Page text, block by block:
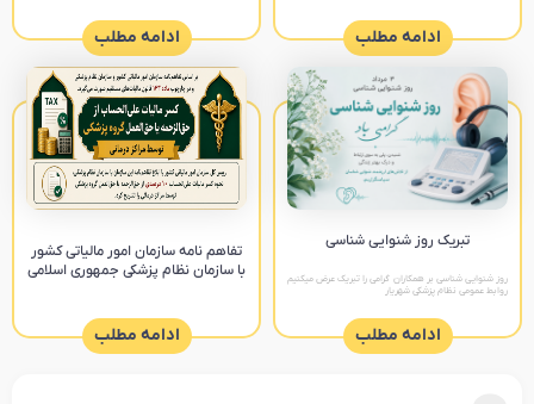
ادامه مطلب ادامه مطلب
تبریک روز شنوایی شناسی
روز شنوایی شناسی بر همکاران گرامی را تبریک عرض میکنیم
روابط عمومی نظام پزشکی شهریار
ادامه مطلب
تفاهم نامه سازمان امور مالیاتی کشور
با سازمان نظام پزشکی جمهوری اسلامی
ادامه مطلب